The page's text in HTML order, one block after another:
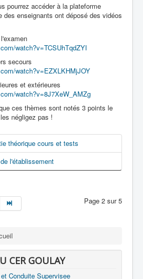
pourrez accéder à la plateforme
des enseignants ont déposé des vidéos
watch?v=TCSUhTqdZYI
secours
watch?v=EZXLKHMjJOY
et extérieures
watch?v=8J7XeW_AMZg
ces thèmes sont notés 3 points le
négligez pas !
théorique cours et tests
l'établissement
Page 2 sur 5
CER GOULAY
Conduite Supervisee